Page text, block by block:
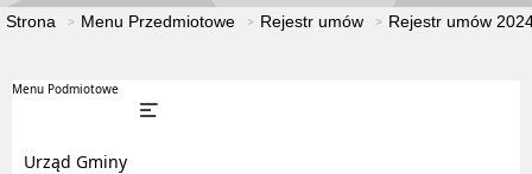
Strona Menu Przedmiotowe Rejestr umów Rejestr umów
Menu Podmiotowe
Urząd Gminy